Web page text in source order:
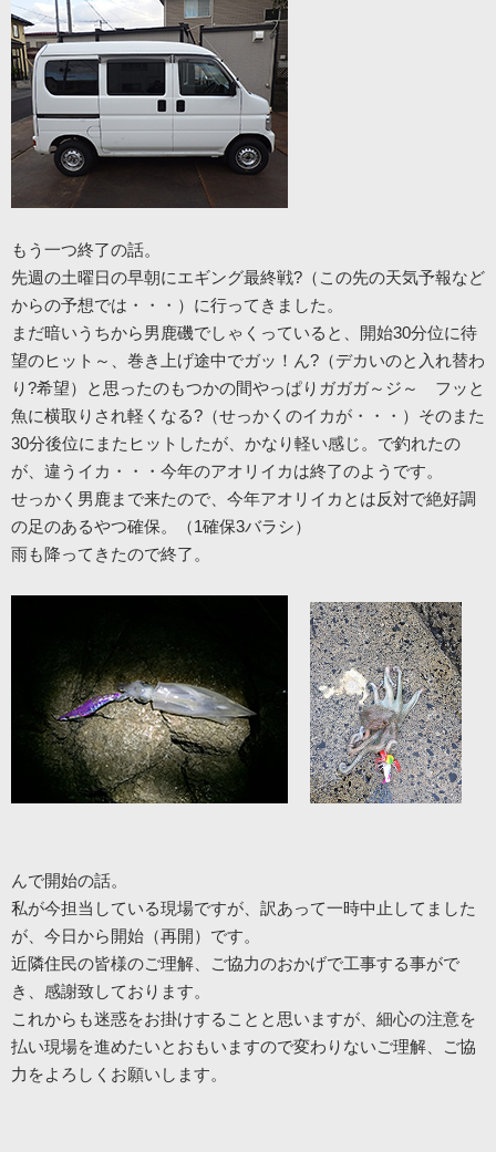
もう一つ終了の話。
先週の土曜日の早朝にエギング最終戦?（この先の天気予報など
からの予想では・・・）に行ってきました。
まだ暗いうちから男鹿磯でしゃくっていると、開始30分位に待
望のヒット～、巻き上げ途中でガッ！ん?（デカいのと入れ替わ
り?希望）と思ったのもつかの間やっぱりガガガ～ジ～ フッと
魚に横取りされ軽くなる?（せっかくのイカが・・・）そのまた
30分後位にまたヒットしたが、かなり軽い感じ。で釣れたの
が、違うイカ・・・今年のアオリイカは終了のようです。
せっかく男鹿まで来たので、今年アオリイカとは反対で絶好調
の足のあるやつ確保。（1確保3バラシ）
雨も降ってきたので終了。
んで開始の話。
私が今担当している現場ですが、訳あって一時中止してました
が、今日から開始（再開）です。
近隣住民の皆様のご理解、ご協力のおかげで工事する事がで
き、感謝致しております。
これからも迷惑をお掛けすることと思いますが、細心の注意を
払い現場を進めたいとおもいますので変わりないご理解、ご協
力をよろしくお願いします。